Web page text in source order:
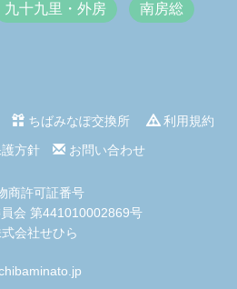
九十九里・外房 南房総
ちばみなぽ交換所
利用規約
方針
お問い合わせ
商許可証番号
会 第441010002869号
会社せひら